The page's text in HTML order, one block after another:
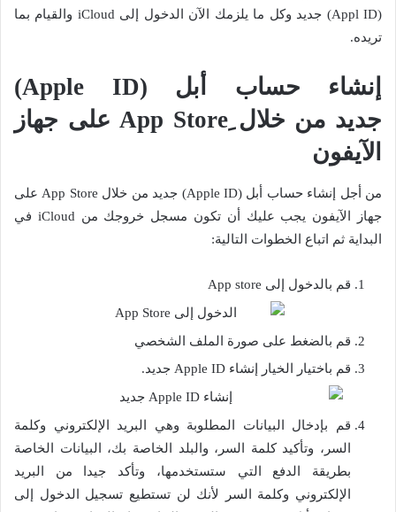
(Appl ID) جديد وكل ما يلزمك الآن الدخول إلى iCloud والقيام بما
تريده.
إنشاء حساب أبل (Apple ID)
جديد من خلال ِ App Storeعلى جهاز
الآيفون
من أجل إنشاء حساب أبل (Apple ID) جديد من خلال App Store على
جهاز الآيفون يجب عليك أن تكون مسجل خروجك من iCloud في
البداية ثم اتباع الخطوات التالية:
قم بالدخول إلى App store
قم بالضغط على صورة الملف الشخصي
قم باختيار الخيار إنشاء Apple ID جديد.
قم بإدخال البيانات المطلوبة وهي البريد الإلكتروني وكلمة
السر، وتأكيد كلمة السر، والبلد الخاصة بك، البيانات الخاصة
بطريقة الدفع التي ستستخدمها، وتأكد جيدا من البريد
الإلكتروني وكلمة السر لأنك لن تستطيع تسجيل الدخول إلى